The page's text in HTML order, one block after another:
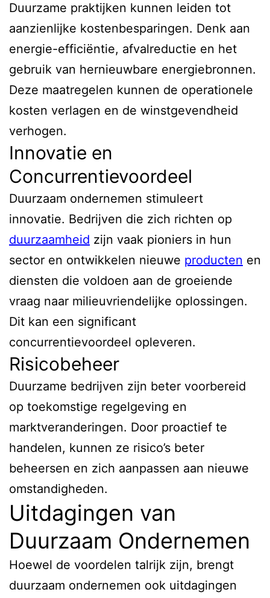
Duurzame praktijken kunnen leiden tot
aanzienlijke kostenbesparingen. Denk aan
energie-efficiëntie, afvalreductie en het
gebruik van hernieuwbare energiebronnen.
Deze maatregelen kunnen de operationele
kosten verlagen en de winstgevendheid
verhogen.
Innovatie en
Concurrentievoordeel
Duurzaam ondernemen stimuleert
innovatie. Bedrijven die zich richten op
duurzaamheid zijn vaak pioniers in hun
sector en ontwikkelen nieuwe producten en
diensten die voldoen aan de groeiende
vraag naar milieuvriendelijke oplossingen.
Dit kan een significant
concurrentievoordeel opleveren.
Risicobeheer
Duurzame bedrijven zijn beter voorbereid
op toekomstige regelgeving en
marktveranderingen. Door proactief te
handelen, kunnen ze risico’s beter
beheersen en zich aanpassen aan nieuwe
omstandigheden.
Uitdagingen van
Duurzaam Ondernemen
Hoewel de voordelen talrijk zijn, brengt
duurzaam ondernemen ook uitdagingen